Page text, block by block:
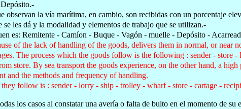
observan la vía marítima, en cambio, son recibidas con un porcentaje
se les dá y la modalidad y elementos de trabajo que se utilizan.-
es: Remitente - Camíon - Buque - Vagón - muelle - Depósito -
of the lack of handling of the goods, delivers them in normal, or near
The process which the goods follow is the following : sender - store
store. By sea transport the goods experience, on the other hand, a high
and the methods and frequency of handling.
follow is : sender - lorry - ship - trolley - wharf - store - cartage -
los casos al constatar una avería o falta de bulto en el momento de su